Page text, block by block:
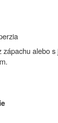
alebo s